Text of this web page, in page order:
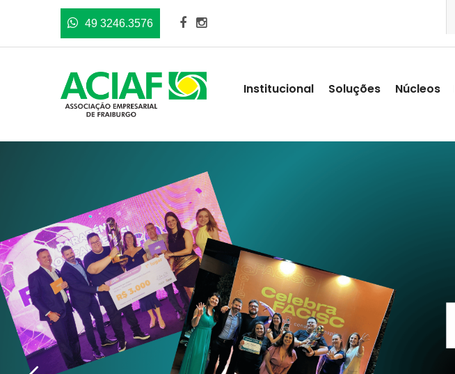
49 3246.3576
Institucional Soluções Núcleos